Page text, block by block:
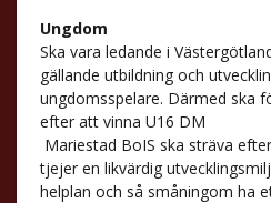
Ungdom
Ska vara ledande i
gällande utbildning och
ungdomsspelare. Därmed ska
efter att vinna U16 DM
Mariestad BoIS ska sträva
tjejer en likvärdig
helplan och så småningom ha